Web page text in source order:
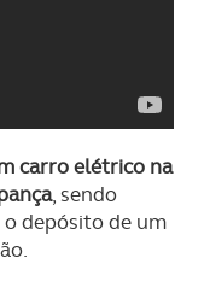
carro elétrico na
, sendo
depósito de um